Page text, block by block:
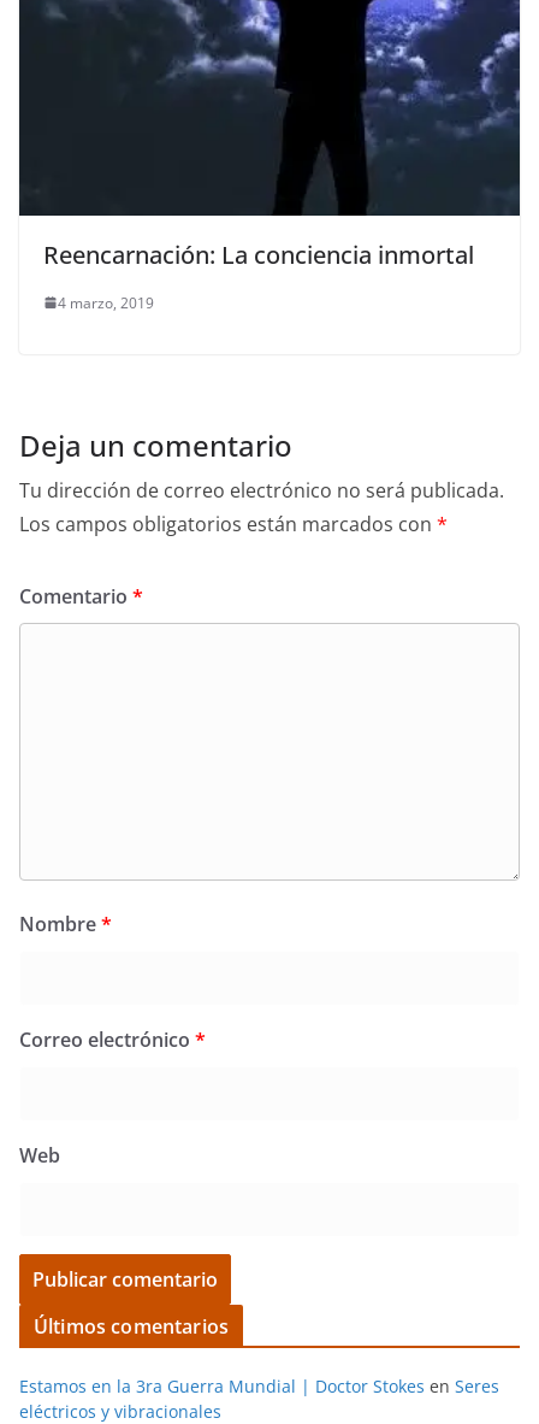
Reencarnación: La conciencia inmortal
4 marzo, 2019
Deja un comentario
Tu dirección de correo electrónico no será publicada.
Los campos obligatorios están marcados con *
Comentario *
Nombre*
Correo electrónico *
Web
Últimos comentarios
Estamos en la 3ra Guerra Mundial | Doctor Stokes en Seres
eléctricos y vibracionales